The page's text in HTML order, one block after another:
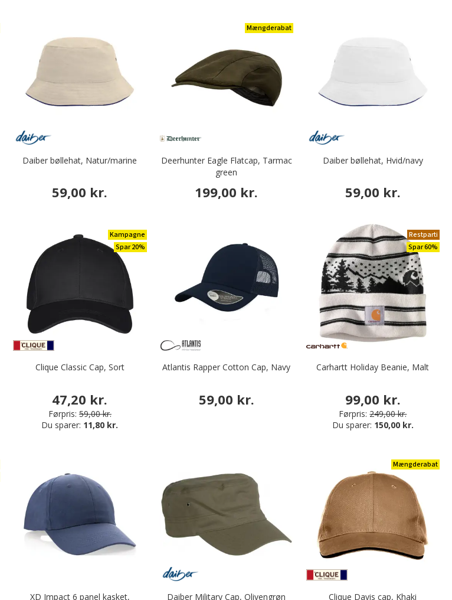
Daiber bøllehat, Natur/marine
59,00 kr.
Mængderabat
Deerhunter Eagle Flatcap, Tarmac
green
199,00 kr.
Daiber bøllehat, Hvid/navy
59,00 kr.
Kampagne
Spar 20%
Clique Classic Cap, Sort
47,20 kr.
Førpris: 59,00 kr.
Du sparer: 11,80 kr.
Atlantis Rapper Cotton Cap, Navy
59,00 kr.
Restparti
Spar 60%
Carhartt Holiday Beanie, Malt
99,00 kr.
Førpris: 249,00 kr.
Du sparer: 150,00 kr.
XD Impact 6 panel kasket, Daiber Military Cap, Olivengrøn
Mængderabat
Clique Davis cap, Khaki